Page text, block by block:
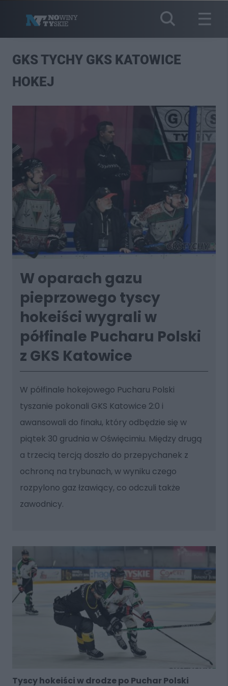
GKS TYCHY GKS KATOWICE
HOKEJ
W oparach gazu
pieprzowego tyscy
hokeiści wygrali w
półfinale Pucharu Polski
z GKS Katowice
W półfinale hokejowego Pucharu Polski
tyszanie pokonali GKS Katowice 2:0 i
awansowali do finału, który odbędzie się w
piątek 30 grudnia w Oświęcimiu. Między drugą
a trzecią tercją doszło do przepychanek z
ochroną na trybunach, w wyniku czego
rozpylono gaz łzawiący, co odczuli także
zawodnicy.
Tyscy hokeiści w drodze po Puchar Polski